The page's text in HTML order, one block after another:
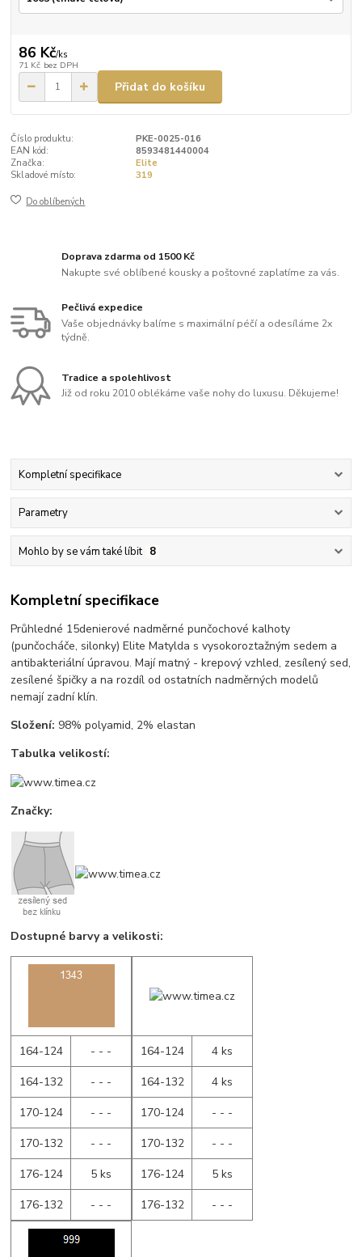
86 Kč/ks
71 Kč bez DPH
Přidat do košíku
Číslo produktu:
PKE-0025-016
EAN kód:
8593481440004
Značka:
Elite
Skladové místo:
319
Do oblíbených
Doprava zdarma od 1500 Kč
Nakupte své oblíbené kousky a poštovné zaplatíme za vás.
Pečlivá expedice
Vaše objednávky balíme s maximální péčí a odesíláme 2x
týdně.
Tradice a spolehlivost
Již od roku 2010 oblékáme vaše nohy do luxusu. Děkujeme!
Kompletní specifikace
Parametry
Mohlo by se vám také líbit 8
Kompletní specifikace
Průhledné 15denierové nadměrné punčochové kalhoty
(punčocháče, silonky) Elite Matylda s vysokoroztažným sedem a
antibakteriální úpravou. Mají matný - krepový vzhled, zesílený sed,
zesílené špičky a na rozdíl od ostatních nadměrných modelů
nemají zadní klín.
Složení: 98% polyamid, 2% elastan
Tabulka velikostí:
Značky:
Dostupné barvy a velikosti:
164-124
- - -
164-132
- - -
170-124
- - -
170-132
- - -
176-124
5 ks
176-132
- - -
164-124
4 ks
164-132
4 ks
170-124
- - -
170-132
- - -
176-124
5 ks
176-132
- - -